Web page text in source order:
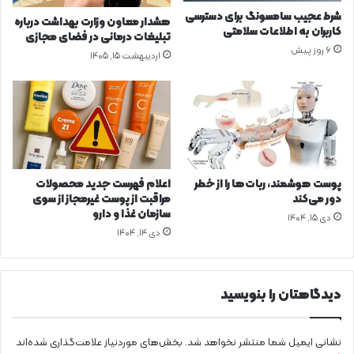
ی
ی
ب
ا
و
ت
ش
و
د
شرط عجیب سامسونگ برای دسترسی
کاربران به اطلاعات سلامتی
6 روز پیش
هشدار معاون وزارت بهداشت درباره
تبلیغات درمانی در فضای مجازی
اردیبهشت ۱۵, ۱۴۰۵
پوست هوشمند، ربات‌ها را از خطر
دور می‌کند
دی ۱۵, ۱۴۰۴
اعلام فهرست جدید محصولات
مراقبت از پوست غیرمجاز از سوی
سازمان غذا و دارو
دی ۱۴, ۱۴۰۴
دیدگاهتان را بنویسید
نشانی ایمیل شما منتشر نخواهد شد. بخش‌های موردنیاز علامت‌گذاری شده‌اند